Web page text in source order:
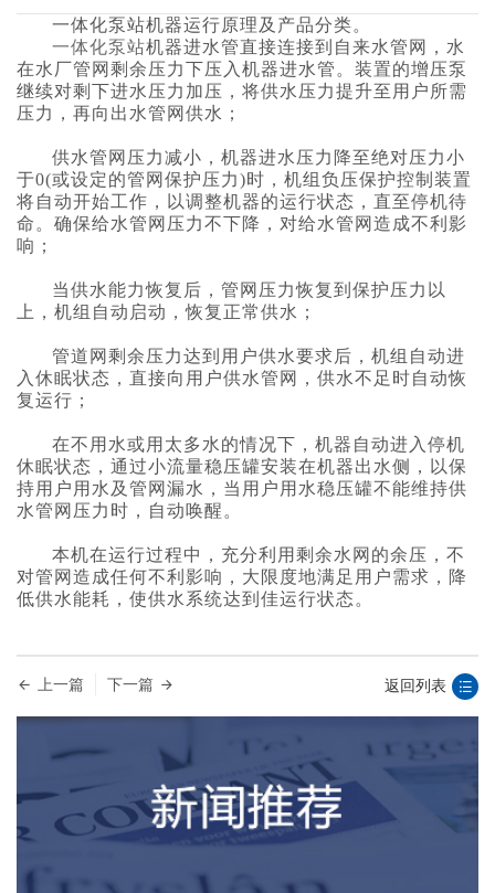
一体化泵站机器运行原理及产品分类。
一体化泵站机器进水管直接连接到自来水管网，水
在水厂管网剩余压力下压入机器进水管。装置的增压泵
继续对剩下进水压力加压，将供水压力提升至用户所需
压力，再向出水管网供水；
供水管网压力减小，机器进水压力降至绝对压力小
于0(或设定的管网保护压力)时，机组负压保护控制装置
将自动开始工作，以调整机器的运行状态，直至停机待
命。确保给水管网压力不下降，对给水管网造成不利影
响；
当供水能力恢复后，管网压力恢复到保护压力以
上，机组自动启动，恢复正常供水；
管道网剩余压力达到用户供水要求后，机组自动进
入休眠状态，直接向用户供水管网，供水不足时自动恢
复运行；
在不用水或用太多水的情况下，机器自动进入停机
休眠状态，通过小流量稳压罐安装在机器出水侧，以保
持用户用水及管网漏水，当用户用水稳压罐不能维持供
水管网压力时，自动唤醒。
本机在运行过程中，充分利用剩余水网的余压，不
对管网造成任何不利影响，大限度地满足用户需求，降
低供水能耗，使供水系统达到佳运行状态。
上一篇 下一篇 返回列表